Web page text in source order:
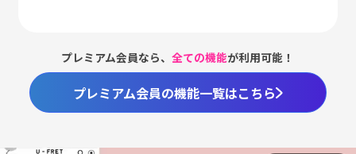
プレミアム会員なら、全ての機能が利用可能！
プレミアム会員の機能一覧はこちら